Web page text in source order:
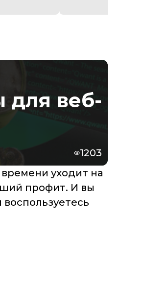
для веб-
1203
уходит на
профит. И вы